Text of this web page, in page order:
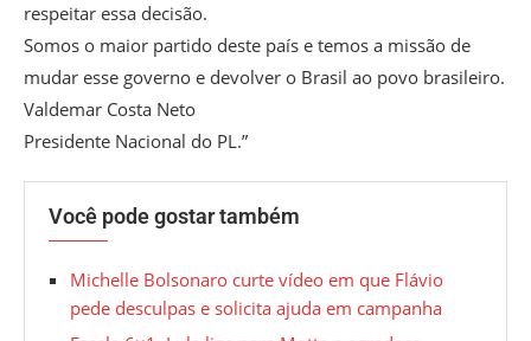
respeitar essa decisão.
Somos o maior partido deste país e temos a missão de
mudar esse governo e devolver o Brasil ao povo brasileiro.
Valdemar Costa Neto
Presidente Nacional do PL.”
Você pode gostar também
Michelle Bolsonaro curte vídeo em que Flávio
pede desculpas e solicita ajuda em campanha